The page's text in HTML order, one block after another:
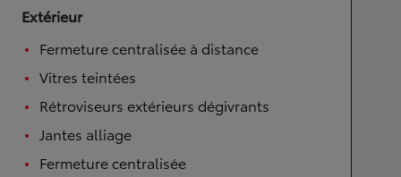
Extérieur
Fermeture centralisée à distance
Vitres teintées
Rétroviseurs extérieurs dégivrants
Jantes alliage
Fermeture centralisée